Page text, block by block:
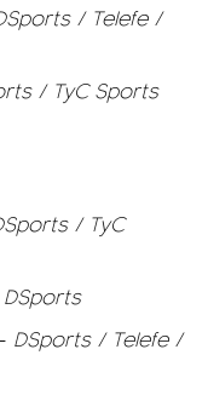
/ Telefe /
/ TyC Sports
/ TyC
DSports
DSports / Telefe /